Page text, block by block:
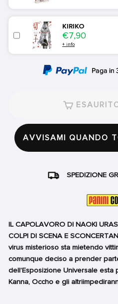
KIRIKO
Price
€7,90
+ info
AVVISAMI QUANDO
SPEDIZIONE
IL CAPOLAVORO DI NAOKI
COLPI DI SCENA E
virus misterioso sta mietendo
comunque deciso a prender
dell’Esposizione Universale
Kanna, Occho e gli